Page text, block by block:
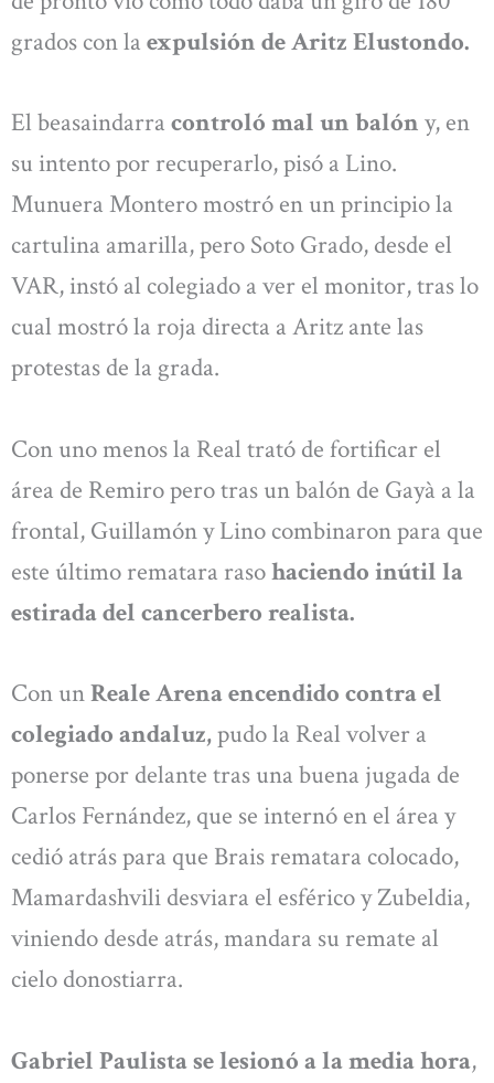
grados con la expulsión de Aritz Elustondo.
El beasaindarra controló mal un balón y, en
su intento por recuperarlo, pisó a Lino.
Munuera Montero mostró en un principio la
cartulina amarilla, pero Soto Grado, desde el
VAR, instó al colegiado a ver el monitor, tras lo
cual mostró la roja directa a Aritz ante las
protestas de la grada.
Con uno menos la Real trató de fortificar el
área de Remiro pero tras un balón de Gayà a la
frontal, Guillamón y Lino combinaron para que
este último rematara rasohaciendo inútil la
estirada del cancerbero realista.
Con unReale Arena encendido contra el
colegiado andaluz,pudo la Real volver a
ponerse por delante tras una buena jugada de
Carlos Fernández, que se internó en el área y
cedió atrás para que Brais rematara colocado,
Mamardashvili desviara el esférico y Zubeldia,
viniendo desde atrás, mandara su remate al
cielo donostiarra.
Gabriel Paulista se lesionó a la media hora,